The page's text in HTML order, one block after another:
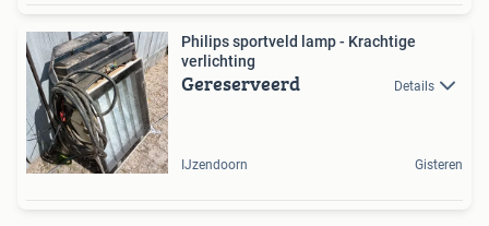
Philips sportveld lamp - Krachtige
verlichting
Gereserveerd Details
IJzendoorn Gisteren